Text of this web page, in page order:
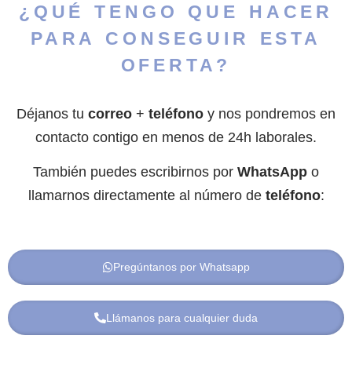
¿QUÉ TENGO QUE HACER
PARA CONSEGUIR ESTA
OFERTA?
Déjanos tu correo + teléfono y nos pondremos en
contacto contigo en menos de 24h laborales.
También puedes escribirnos por WhatsApp o
llamarnos directamente al número de teléfono:
Pregúntanos por Whatsapp
Llámanos para cualquier duda